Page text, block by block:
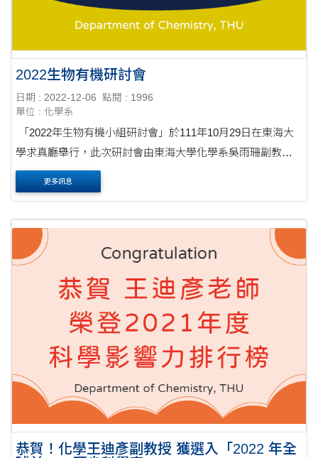
2022生物有機研討會
日期 : 2022-12-06
點閱 : 1996
單位 : 化學系
「2022年生物有機小組研討會」於111年10月29日在東海大
學求真廳舉行，此次研討會由東海大學化學系吳雨珊副教
授、中央研究院副研究員鄭偉杰共同舉辦，並由科學推展中
更多訊息
恭賀！化學王迪彥副教授 獲選入「2022 年全